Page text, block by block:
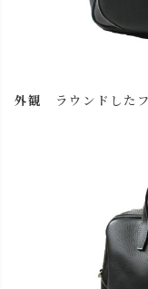
外観 ラウンドした